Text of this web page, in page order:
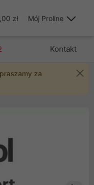
zł Mój Proline
Kontakt
za